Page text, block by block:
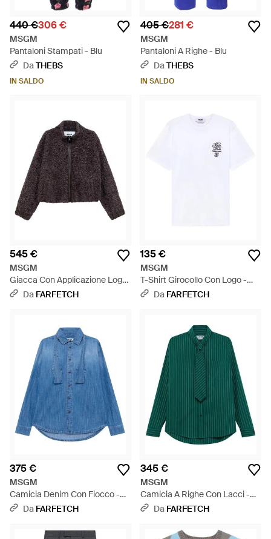
440 €306 €
MSGM
Pantaloni Stampati - Blu
DaTHEBS
IN SALDO
405 €281 €
MSGM
Pantaloni A Righe - Blu
DaTHEBS
IN SALDO
545 €
MSGM
Giacca Con Applicazione Logo
- Marrone
Da FARFETCH
135 €
MSGM
T-Shirt Girocollo Con Logo -
Bianco
Da FARFETCH
375 €
MSGM
Camicia Denim Con Fiocco -
Blu Da FARFETCH
345 €
MSGM
Camicia A Righe Con Lacci -
Verde
Da FARFETCH